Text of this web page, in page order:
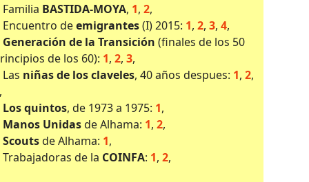
Familia BASTIDA-MOYA, 1, 2,
Encuentro deemigrantes(I) 2015: 1, 2, 3, 4,
Generación de la Transición (finales de los 50
de los 60): 1, 2, 3,
Las niñas de los claveles, 40 años despues: 1, 2,
,
Los quintos, de 1973 a 1975: 1,
Manos Unidasde Alhama: 1, 2,
Scoutsde Alhama: 1,
Trabajadoras de la COINFA: 1, 2,